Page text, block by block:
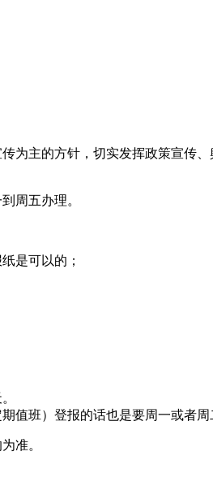
为主的方针，切实发挥政策宣传
周五办理。
是可以的；
值班）登报的话也是要周一或者周
准。